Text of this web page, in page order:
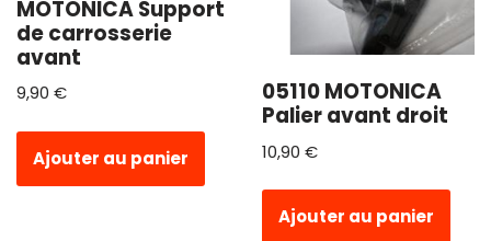
MOTONICA Support
de carrosserie
avant
9,90 €
Ajouter au panier
05110 MOTONICA
Palier avant droit
10,90 €
Ajouter au panier